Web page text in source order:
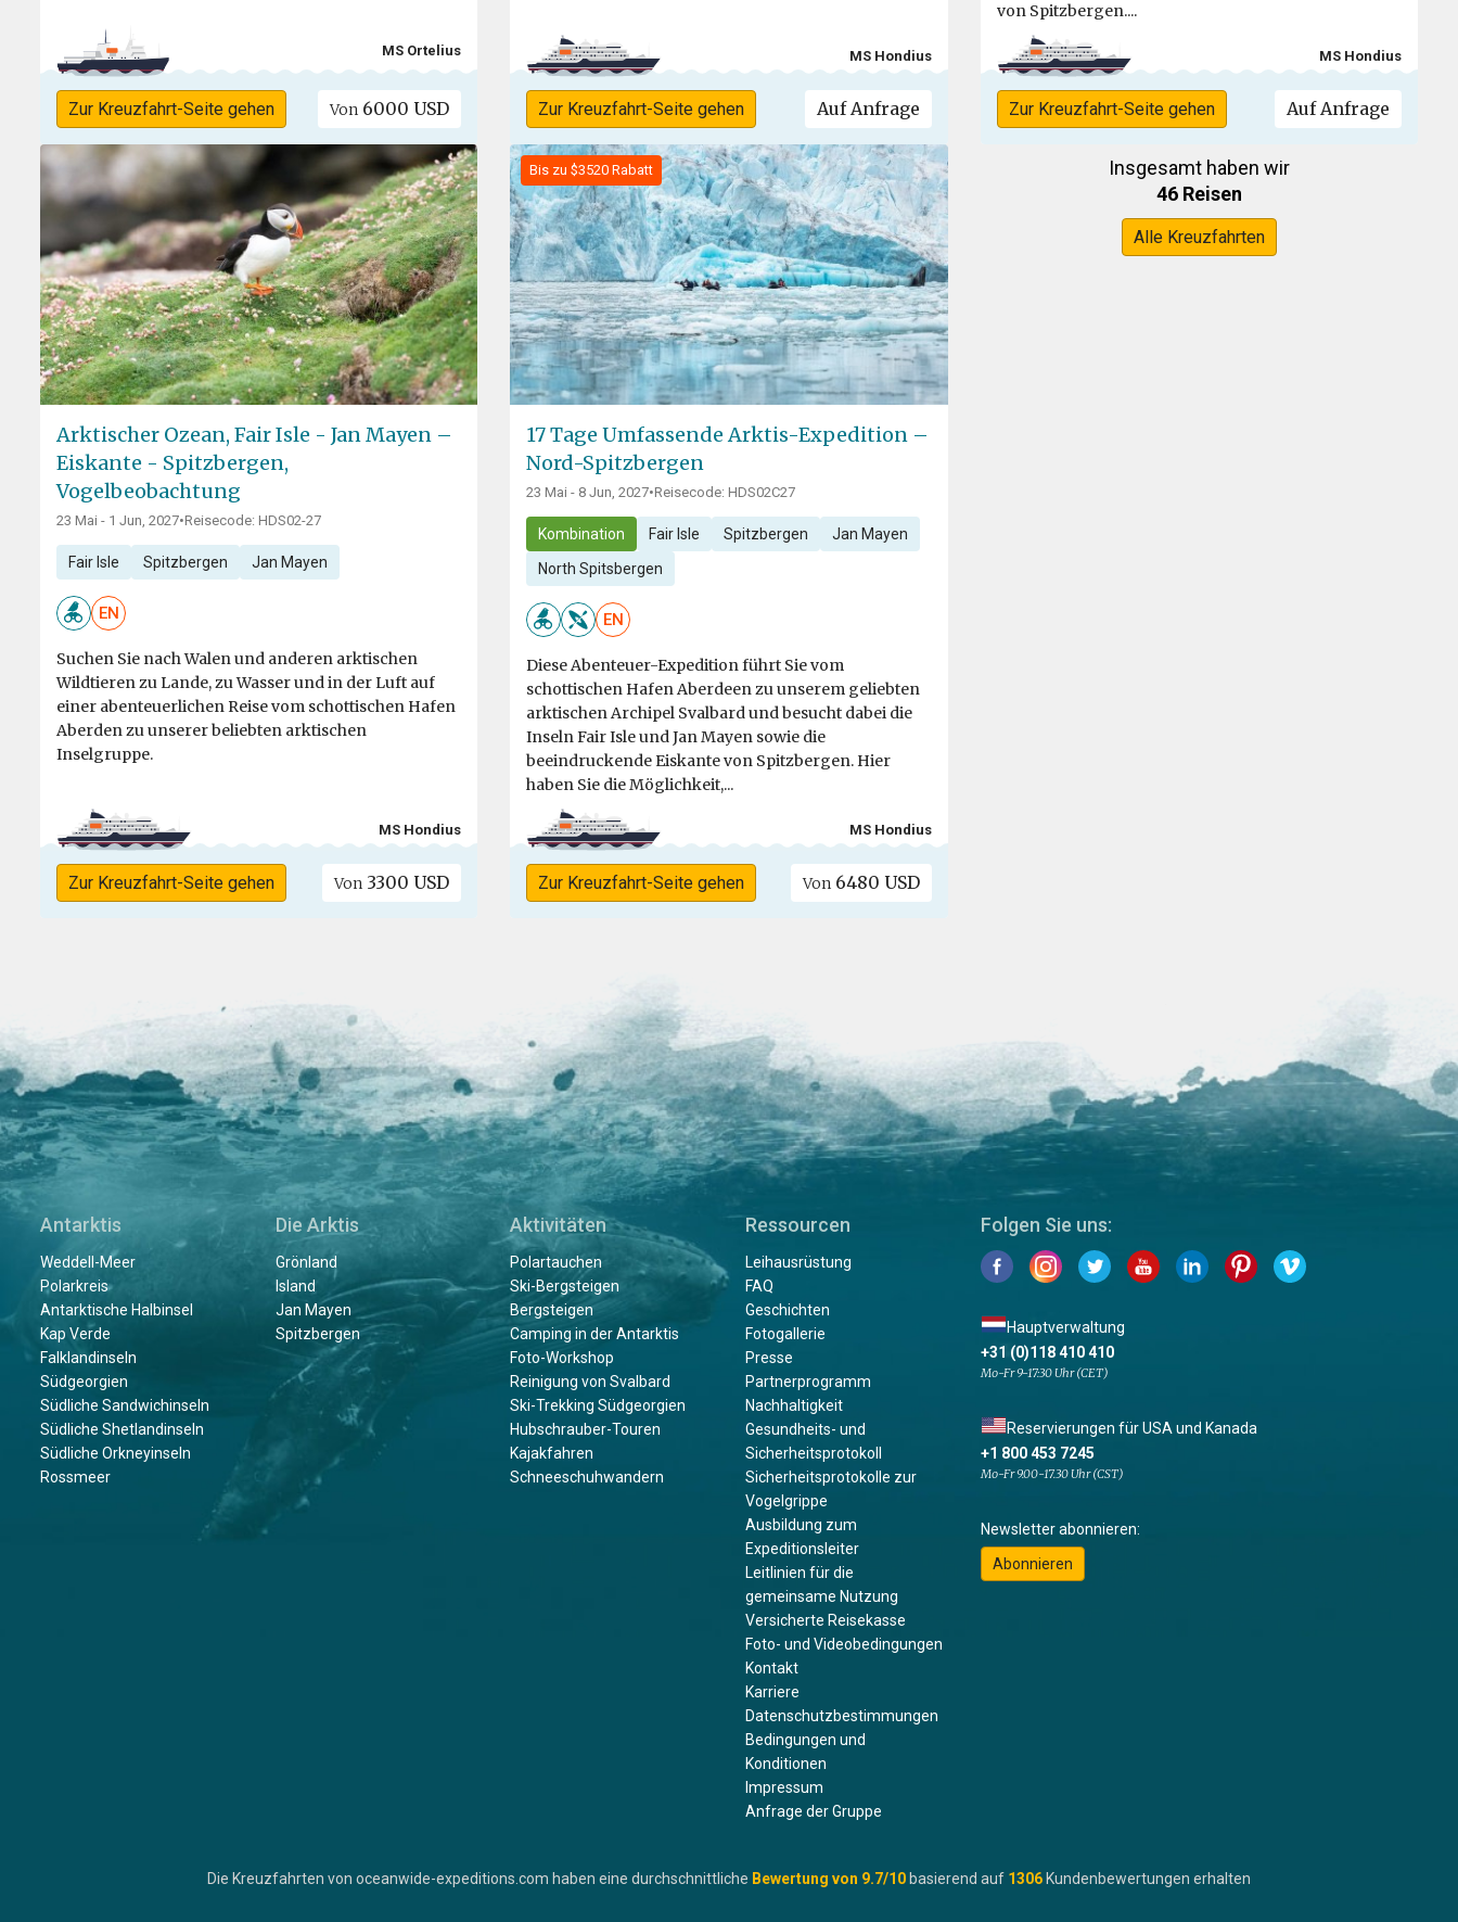
MS Ortelius
Zur Kreuzfahrt-Seite gehen Von 6000 USD
MS Hondius
Zur Kreuzfahrt-Seite gehen Auf Anfrage
von Spitzbergen....
MS Hondius
Zur Kreuzfahrt-Seite gehen Auf Anfrage
Arktischer Ozean, Fair Isle - Jan Mayen –
Eiskante - Spitzbergen,
Vogelbeobachtung
23 Mai - 1 Jun, 2027•Reisecode: HDS02-27
Fair Isle Spitzbergen Jan Mayen
EN
Suchen Sie nach Walen und anderen arktischen
Wildtieren zu Lande, zu Wasser und in der Luft auf
einer abenteuerlichen Reise vom schottischen Hafen
Aberden zu unserer beliebten arktischen
Inselgruppe.
MS Hondius
Zur Kreuzfahrt-Seite gehen Von 3300 USD
Bis zu $3520 Rabatt
17 Tage Umfassende Arktis-Expedition –
Nord-Spitzbergen
23 Mai - 8 Jun, 2027•Reisecode: HDS02C27
Kombination Fair Isle Spitzbergen Jan Mayen
North Spitsbergen
EN
Diese Abenteuer-Expedition führt Sie vom
schottischen Hafen Aberdeen zu unserem geliebten
arktischen Archipel Svalbard und besucht dabei die
Inseln Fair Isle und Jan Mayen sowie die
beeindruckende Eiskante von Spitzbergen. Hier
haben Sie die Möglichkeit,...
MS Hondius
Zur Kreuzfahrt-Seite gehen Von6480 USD
Insgesamt haben wir
46 Reisen
Alle Kreuzfahrten
Antarktis
Weddell-Meer
Polarkreis
Antarktische Halbinsel
Kap Verde
Falklandinseln
Südgeorgien
Südliche Sandwichinseln
Südliche Shetlandinseln
Südliche Orkneyinseln
Rossmeer
Die Arktis
Grönland
Island
Jan Mayen
Spitzbergen
Aktivitäten
Polartauchen
Ski-Bergsteigen
Bergsteigen
Camping in der Antarktis
Foto-Workshop
Reinigung von Svalbard
Ski-Trekking Südgeorgien
Hubschrauber-Touren
Kajakfahren
Schneeschuhwandern
Ressourcen
Leihausrüstung
FAQ
Geschichten
Fotogallerie
Presse
Partnerprogramm
Nachhaltigkeit
Gesundheits- und
Sicherheitsprotokoll
Sicherheitsprotokolle zur
Vogelgrippe
Ausbildung zum
Expeditionsleiter
Leitlinien für die
gemeinsame Nutzung
Versicherte Reisekasse
Foto- und Videobedingungen
Kontakt
Karriere
Datenschutzbestimmungen
Bedingungen und
Konditionen
Impressum
Anfrage der Gruppe
Folgen Sie uns:
Hauptverwaltung
+31 (0)118 410 410
Mo-Fr 9-17:30 Uhr (CET)
Reservierungen für USA und Kanada
+1 800 453 7245
Mo-Fr 9.00-17.30 Uhr (CST)
Newsletter abonnieren:
Abonnieren
Die Kreuzfahrten von oceanwide-expeditions.com haben eine durchschnittliche Bewertung von 9.7/10 basierend auf 1306 Kundenbewertungen erhalten